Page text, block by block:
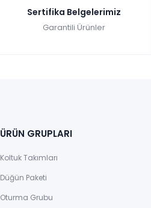
Sertifika Belgelerimiz
Garantili Ürünler
ÜRÜN GRUPLARI
Koltuk Takımları
Düğün Paketi
Oturma Grubu